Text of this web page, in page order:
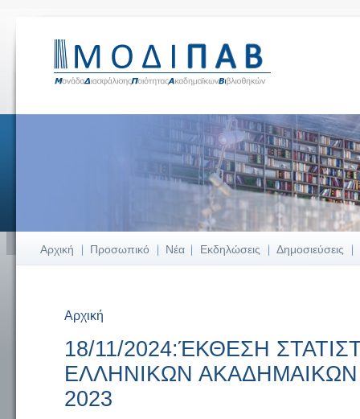
Αρχική Προσωπικό Νέα Εκδηλώσεις Δημοσιεύσεις
Είστε εδώ
Αρχική
18/11/2024:ΈΚΘΕΣΗ
ΕΛΛΗΝΙΚΩΝ
2023